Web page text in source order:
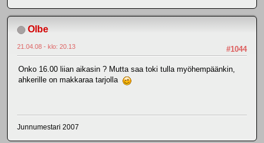
Olbe
#1044
21.04.08 - klo: 20.13
Onko 16.00 liian aikasin ? Mutta saa toki tulla myöhempäänkin,
ahkerille on makkaraa tarjolla
Junnumestari 2007